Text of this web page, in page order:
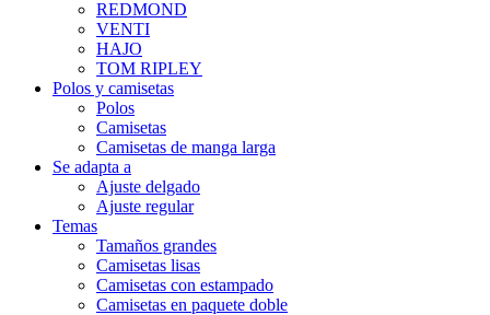
REDMOND
VENTI
HAJO
TOM RIPLEY
Polos y camisetas
Polos
Camisetas
Camisetas de manga larga
Se adapta a
Ajuste delgado
Ajuste regular
Temas
Tamaños grandes
Camisetas lisas
Camisetas con estampado
Camisetas en paquete doble